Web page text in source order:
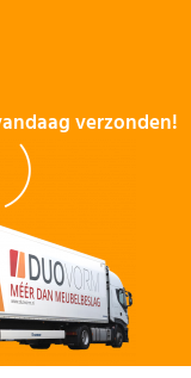
verzonden!